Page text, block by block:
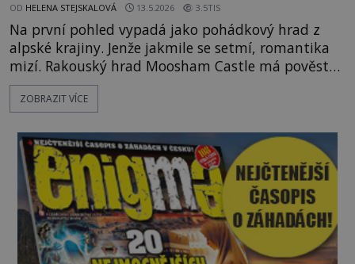
OD HELENA STEJSKALOVÁ 13.5.2026 3.5TIS
Na první pohled vypadá jako pohádkový hrad z
alpské krajiny. Jenže jakmile se setmí, romantika
mizí. Rakouský hrad Moosham Castle má pověst
nejděsivějšího domu v celé zemi. Lidé tu údajně
slyší kroky v prázdných chodbách, šeptání ze zdí i
temná minulost mohla zanechat něco, co se
dodnes nepodařilo vysvětlit. Kamenný hrad stojí v
horách Salcburska u
ZOBRAZIT VÍCE